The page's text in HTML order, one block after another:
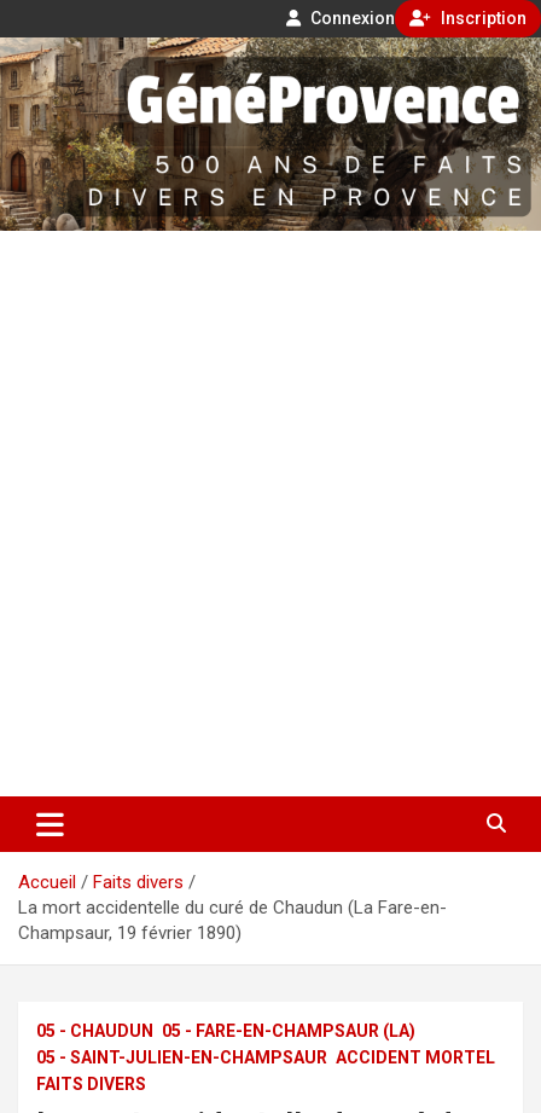
Connexion Inscription
Aller
au
contenu
GénéProvence
500 ans de faits divers en Provence
Accueil
Faits divers
La mort accidentelle du curé de Chaudun (La Fare-en-
Champsaur, 19 février 1890)
05 - CHAUDUN
05 - FARE-EN-CHAMPSAUR (LA)
05 - SAINT-JULIEN-EN-CHAMPSAUR ACCIDENT MORTEL
FAITS DIVERS